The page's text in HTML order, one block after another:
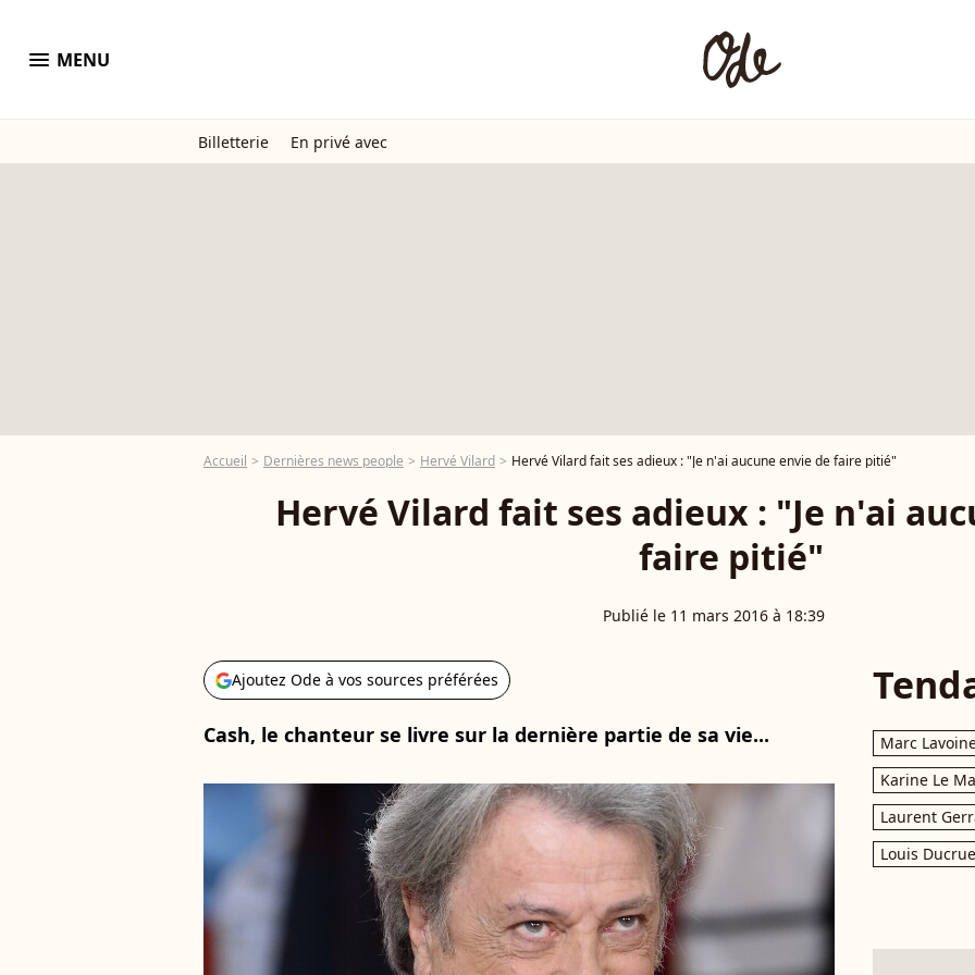
menu MENU
Billetterie En privé avec
Accueil Dernières news people Hervé Vilard Hervé Vilard fait ses adieux : "Je n'ai aucune envie de faire pitié"
Hervé Vilard fait ses adieux : "Je n'ai
faire pitié"
Publié le 11 mars 2016 à 18:39
Ajoutez Ode à vos sources préférées
Cash, le chanteur se livre sur la dernière partie de sa vie... Marc
Karine Le
Laurent
Louis